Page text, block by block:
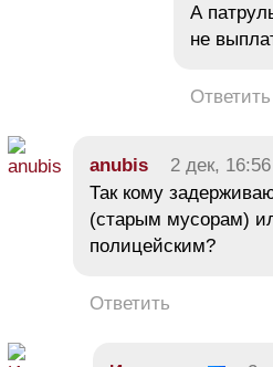
А
не
Ответить
anubis 2 дек, 16:56
Так кому
(старым мусорам)
полицейским?
Ответить